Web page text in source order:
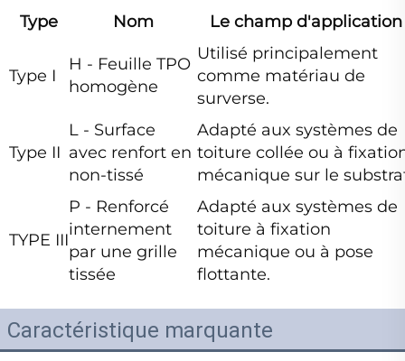
Type Nom Le champ d'application
Type I
H - Feuille TPO
homogène
Utilisé principalement
comme matériau de
surverse.
Type II
L - Surface
avec renfort en
non-tissé
Adapté aux systèmes de
toiture collée ou à
mécanique sur le
TYPE III
P - Renforcé
internement
par une grille
tissée
Adapté aux systèmes de
toiture à fixation
mécanique ou à pose
flottante.
Caractéristique marquante